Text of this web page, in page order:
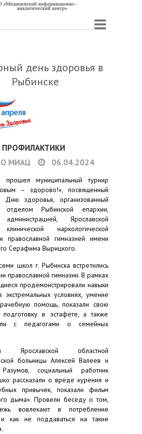
день здоровья в
Рыбинске
МИАЦ
06.04.2024
прошел муниципальный турнир
– здорово!», посвященный
Дню здоровья, организованный
отделом Рыбинской епархии,
Ярославской
наркологической
православной гимназией имени
Серафима Вырицкого.
школ г. Рыбинска встретились
православной гимназии. В рамках
продемонстрировали навыки
экстремальных условиях, умение
помощь, показали свою
подготовку в эстафете, а также
с педагогами о семейных
Ярославской областной
больницы Алексей Валеев и
социальный работник
рассказали о вреде курения и
привычек, показали фильм
дыма». Провели беседу о том,
вовлекают в потребление
и как не поддаваться на такие